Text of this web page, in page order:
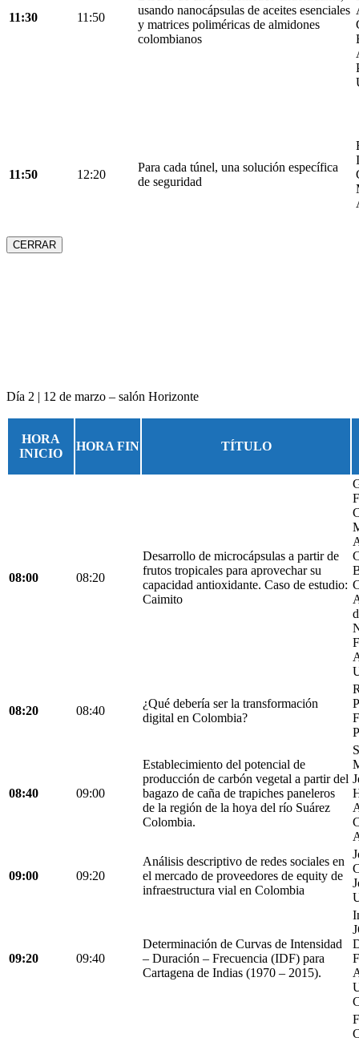
11:30 11:50
usando nanocápsulas de aceites esenciales
y matrices poliméricas de almidones
colombianos
11:50 12:20
Para cada túnel, una solución específica
de seguridad
CERRAR
Día 2 | 12 de marzo – salón Horizonte
HORA
INICIO
HORA FIN TÍTULO
08:00 08:20
Desarrollo de microcápsulas a partir de
frutos tropicales para aprovechar su
capacidad antioxidante. Caso de estudio:
Caimito
08:20 08:40
¿Qué debería ser la transformación
digital en Colombia?
08:40 09:00
Establecimiento del potencial de
producción de carbón vegetal a partir del
bagazo de caña de trapiches paneleros
de la región de la hoya del río Suárez
Colombia.
09:00 09:20
Análisis descriptivo de redes sociales en
el mercado de proveedores de equity de
infraestructura vial en Colombia
09:20 09:40
Determinación de Curvas de Intensidad
– Duración – Frecuencia (IDF) para
Cartagena de Indias (1970 – 2015).